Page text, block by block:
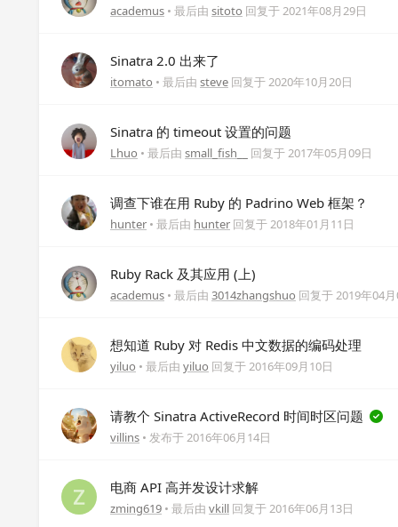
academus • 最后由 sitoto 回复于2021年08月29日
Sinatra 2.0 出来了
itomato • 最后由 steve 回复于2020年10月20日
Sinatra 的 timeout 设置的问题
Lhuo • 最后由 small_fish__ 回复于2017年05月09日
调查下谁在用 Ruby 的 Padrino Web 框架？
hunter • 最后由 hunter 回复于2018年01月11日
Ruby Rack 及其应用 (上)
academus • 最后由 3014zhangshuo 回复于2019年04
想知道 Ruby 对 Redis 中文数据的编码处理
yiluo • 最后由 yiluo 回复于2016年09月10日
请教个 Sinatra ActiveRecord 时间时区问题
villins • 发布于2016年06月14日
电商 API 高并发设计求解
zming619 • 最后由 vkill 回复于2016年06月13日